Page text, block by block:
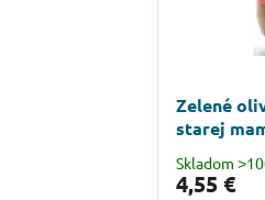
Zelené
starej
Skladom
4,55 €